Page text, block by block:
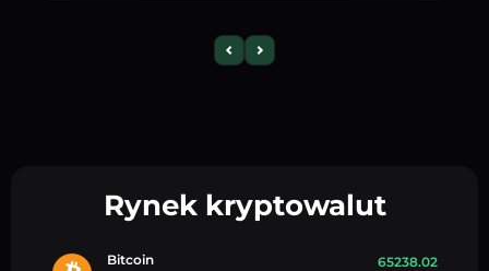
Rynek kryptowalut
Bitcoin
65238.02